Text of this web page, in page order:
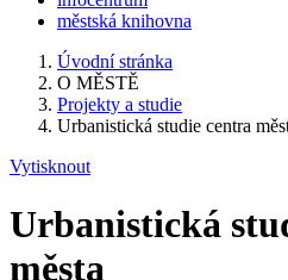
městská knihovna
Úvodní stránka
O MĚSTĚ
Projekty a studie
Urbanistická studie centra
Vytisknout
Urbanistická
města